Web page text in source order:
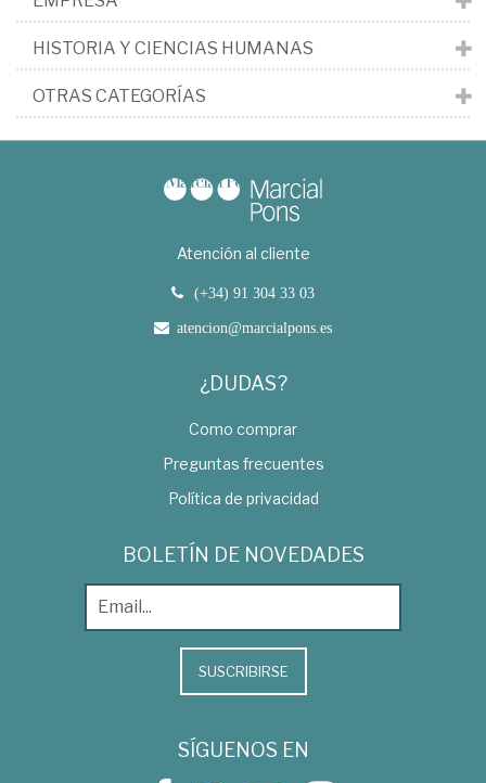
HISTORIA Y CIENCIAS HUMANAS
OTRAS CATEGORÍAS
Atención al cliente
(+34) 91 304 33 03
atencion@marcialpons.es
¿DUDAS?
Como comprar
Preguntas frecuentes
Política de privacidad
BOLETÍN DE NOVEDADES
SUSCRIBIRSE
SÍGUENOS EN